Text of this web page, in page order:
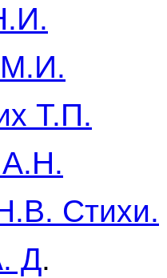
М.И.
Т.П.
Стихи.
Д.